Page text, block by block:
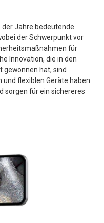
Jahre bedeutende
der Schwerpunkt vor
für
Innovation, die in den
gewonnen hat, sind
und flexiblen Geräte haben
sorgen für ein sichereres